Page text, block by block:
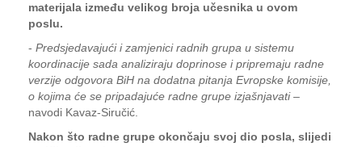
materijala između velikog broja učesnika u ovom
poslu.
- Predsjedavajući i zamjenici radnih grupa u sistemu
koordinacije sada analiziraju doprinose i pripremaju radne
verzije odgovora BiH na dodatna pitanja Evropske komisije,
o kojima će se pripadajuće radne grupe izjašnjavati–
navodi Kavaz-Siručić.
Nakon što radne grupe okončaju svoj dio posla, slijedi